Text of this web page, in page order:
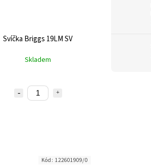
Svíčka Briggs 19LM SV
Skladem
Kód: 122601909/0